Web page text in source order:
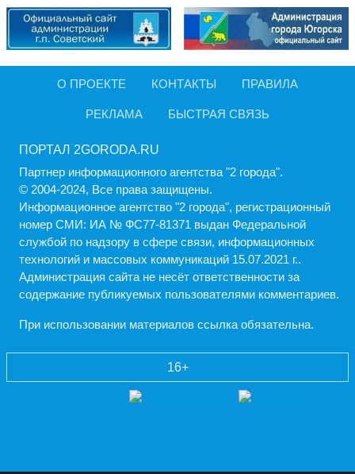
О ПРОЕКТЕ КОНТАКТЫ ПРАВИЛА
РЕКЛАМА БЫСТРАЯ СВЯЗЬ
ПОРТАЛ 2GORODA.RU
Партнер информационного агентства "2 города".
© 2004-2024, Все права защищены.
Информационное агентство "2 города", регистрационный
номер СМИ: ИА № ФС77-81371 выдан Федеральной
службой по надзору в сфере связи, информационных
технологий и массовых коммуникаций 15.07.2021 г..
Администрация cайта не несёт ответственности за
содержание публикуемых пользователями комментариев.
При использовании материалов ссылка обязательна.
16+